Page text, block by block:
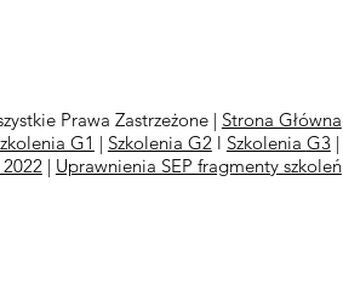
Prawa Zastrzeżone | Strona Główna
G1 | Szkolenia G2 l Szkolenia G3 |
| Uprawnienia SEP fragmenty szkoleń